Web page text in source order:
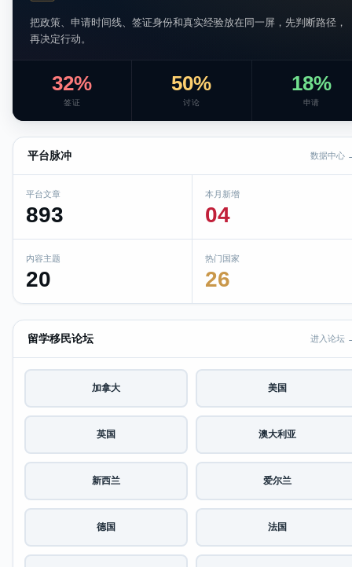
把政策、申请时间线、签证身份和真实经验放在同一屏，先判断路径，
再决定行动。
32%
签证
50%
讨论
18%
申请
平台脉冲 数据中心
平台文章
893
本月新增
04
内容主题
20
热门国家
26
留学移民论坛 进入论坛
加拿大 美国
英国 澳大利亚
新西兰 爱尔兰
德国 法国